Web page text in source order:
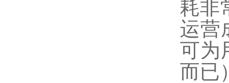
耗非
运营
可为
而已